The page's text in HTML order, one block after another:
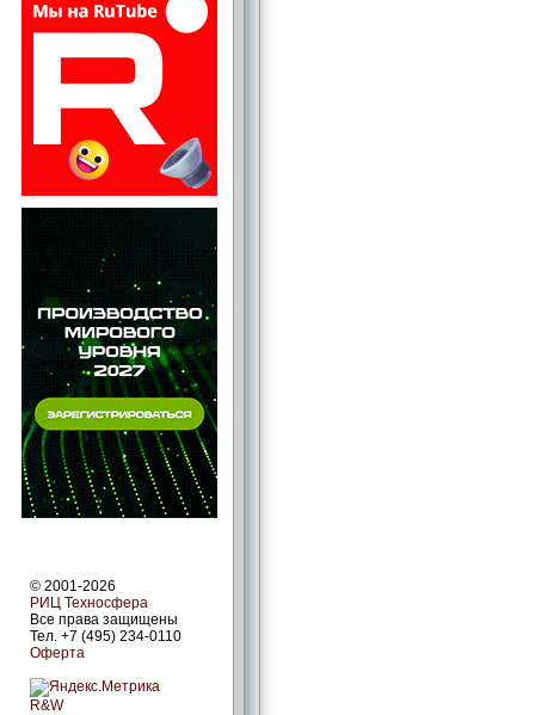
© 2001-2026
РИЦ Техносфера
Все права защищены
Тел. +7 (495) 234-0110
Оферта
R&W